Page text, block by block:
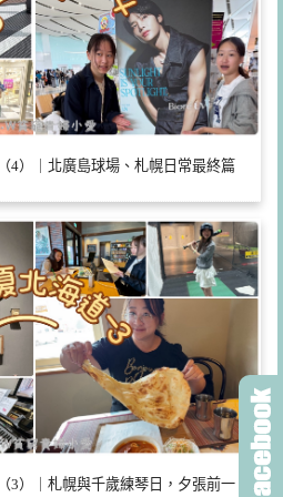
4）｜北廣島球場、札幌日常最終篇
3）｜札幌與千歲練琴日，夕張前一